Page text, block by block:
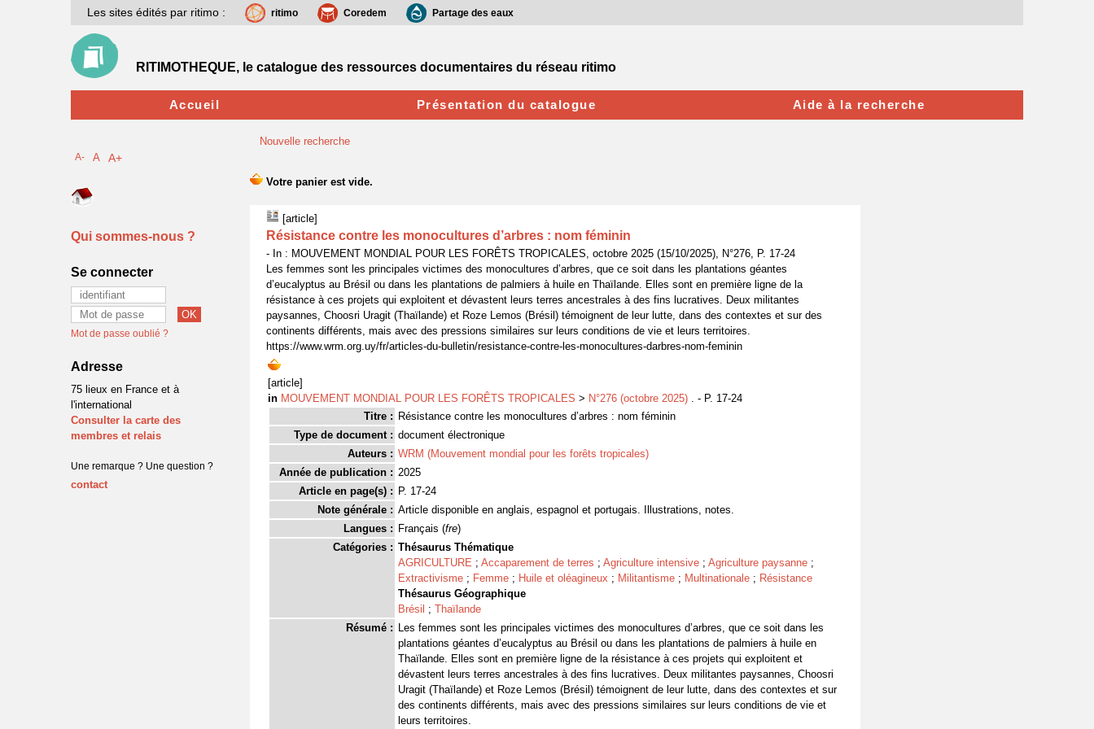
Nouvelle recherche
[article]
Résistance contre les monocultures d’arbres : nom féminin
- In : MOUVEMENT MONDIAL POUR LES FORÊTS TROPICALES, octobre 2025 (15/10/2025), N°276, P. 17-24
Les femmes sont les principales victimes des monocultures d’arbres, que ce soit dans les plantations géantes
d’eucalyptus au Brésil ou dans les plantations de palmiers à huile en Thaïlande. Elles sont en première ligne de la
résistance à ces projets qui exploitent et dévastent leurs terres ancestrales à des fins lucratives. Deux militantes
paysannes, Choosri Uragit (Thaïlande) et Roze Lemos (Brésil) témoignent de leur lutte, dans des contextes et sur des
continents différents, mais avec des pressions similaires sur leurs conditions de vie et leurs territoires.
https://www.wrm.org.uy/fr/articles-du-bulletin/resistance-contre-les-monocultures-darbres-nom-feminin
[article]
in MOUVEMENT MONDIAL POUR LES FORÊTS TROPICALES > N°276 (octobre 2025) . - P. 17-24
Titre : Résistance contre les monocultures d’arbres : nom féminin
Type de document : document électronique
Auteurs : WRM (Mouvement mondial pour les forêts tropicales)
Année de publication : 2025
Article en page(s) : P. 17-24
Note générale : Article disponible en anglais, espagnol et portugais. Illustrations, notes.
Langues : Français (fre)
Catégories : Thésaurus Thématique
AGRICULTURE ; Accaparement de terres ; Agriculture intensive ; Agriculture paysanne ;
Extractivisme ; Femme ; Huile et oléagineux ; Militantisme ; Multinationale ; Résistance
Thésaurus Géographique
Brésil ; Thaïlande
Résumé : Les femmes sont les principales victimes des monocultures d’arbres, que ce soit dans les
plantations géantes d’eucalyptus au Brésil ou dans les plantations de palmiers à huile en
Thaïlande. Elles sont en première ligne de la résistance à ces projets qui exploitent et
dévastent leurs terres ancestrales à des fins lucratives. Deux militantes paysannes, Choosri
Uragit (Thaïlande) et Roze Lemos (Brésil) témoignent de leur lutte, dans des contextes et sur
des continents différents, mais avec des pressions similaires sur leurs conditions de vie et
leurs territoires.
Les sites édités par ritimo : ritimo Coredem Partage des eaux
RITIMOTHEQUE, le catalogue des ressources documentaires du réseau ritimo
Accueil Présentation du catalogue Aide à la recherche
A- A A+
Qui sommes-nous ?
Se connecter
Mot de passe oublié ?
Adresse
75 lieux en France et à
l'international
Consulter la carte des
membres et relais
Une remarque ? Une question ?
contact